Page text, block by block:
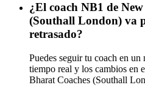
¿El coach NB1 de
(Southall London) va
retrasado?
Puedes seguir tu coach en un
tiempo real y los cambios en
Bharat Coaches (Southall